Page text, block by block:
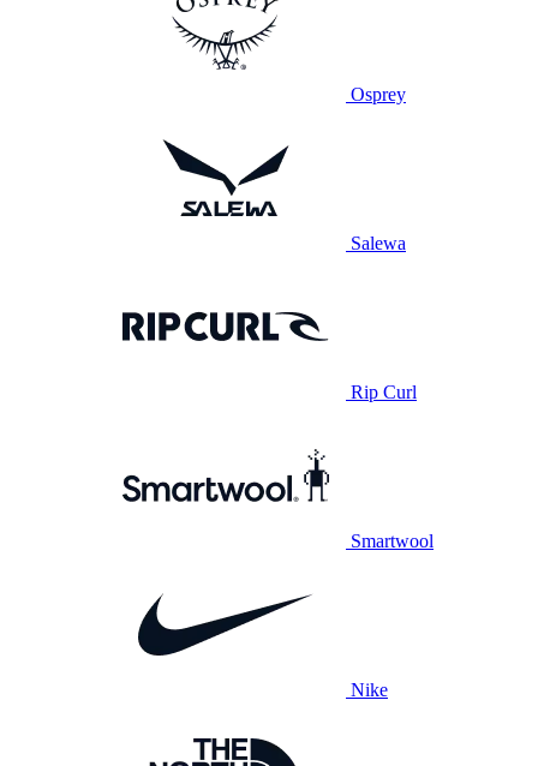
Osprey
Salewa
Rip Curl
Smartwool
Nike